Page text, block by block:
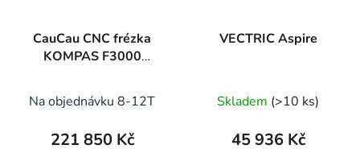
CauCau CNC frézka
KOMPAS F3000
Na objednávku 8-12T
221 850 Kč
VECTRIC Aspire
Skladem (>10 ks)
45 936 Kč